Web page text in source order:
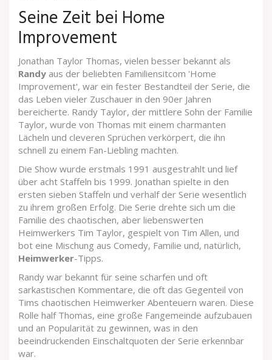
Seine Zeit bei Home
Improvement
Jonathan Taylor Thomas, vielen besser bekannt als
Randy aus der beliebten Familiensitcom 'Home
Improvement', war ein fester Bestandteil der Serie, die
das Leben vieler Zuschauer in den 90er Jahren
bereicherte. Randy Taylor, der mittlere Sohn der Familie
Taylor, wurde von Thomas mit einem charmanten
Lächeln und cleveren Sprüchen verkörpert, die ihn
schnell zu einem Fan-Liebling machten.
Die Show wurde erstmals 1991 ausgestrahlt und lief
über acht Staffeln bis 1999. Jonathan spielte in den
ersten sieben Staffeln und verhalf der Serie wesentlich
zu ihrem großen Erfolg. Die Serie drehte sich um die
Familie des chaotischen, aber liebenswerten
Heimwerkers Tim Taylor, gespielt von Tim Allen, und
bot eine Mischung aus Comedy, Familie und, natürlich,
Heimwerker-Tipps.
Randy war bekannt für seine scharfen und oft
sarkastischen Kommentare, die oft das Gegenteil von
Tims chaotischen Heimwerker Abenteuern waren. Diese
Rolle half Thomas, eine große Fangemeinde aufzubauen
und an Popularität zu gewinnen, was in den
beeindruckenden Einschaltquoten der Serie erkennbar
war.